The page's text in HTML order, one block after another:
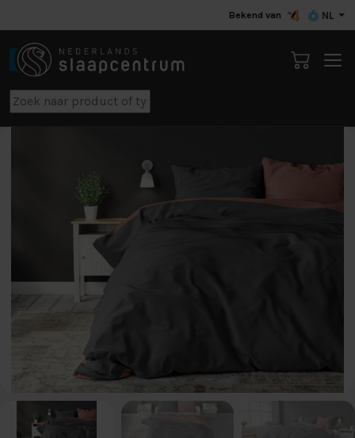
Bekend van NL